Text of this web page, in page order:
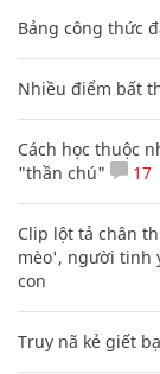
Bảng công thức
Nhiều điểm bất
Cách học thuộc
"thần chú"
17
Clip lột tả chân
mèo', người tinh
con
Truy nã kẻ giết